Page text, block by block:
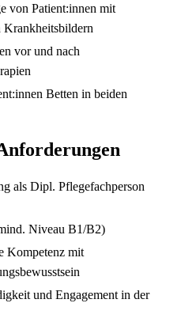
Schweiz: Anerkennung &
Gesundheitsberufe in der
im Jahr 2026
von Patient:innen mit
vor und nach
Betten in beiden
als Dipl. Pflegefachperson
Niveau B1/B2)
Kompetenz mit
und Engagement in der